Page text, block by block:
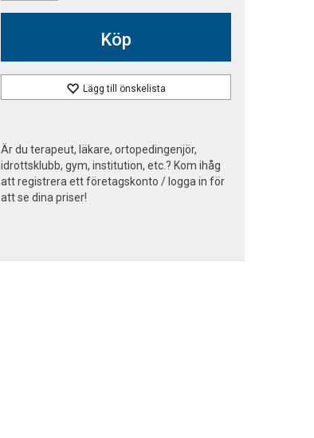
Köp
Lägg till önskelista
Är du terapeut, läkare, ortopedingenjör,
idrottsklubb, gym, institution, etc.? Kom ihåg
att registrera ett företagskonto / logga in för
att se dina priser!